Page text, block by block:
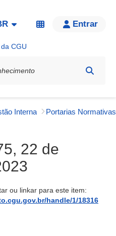
Entrar
CGU
Interna
22 de
ou linkar para este item:
handle/1/18316